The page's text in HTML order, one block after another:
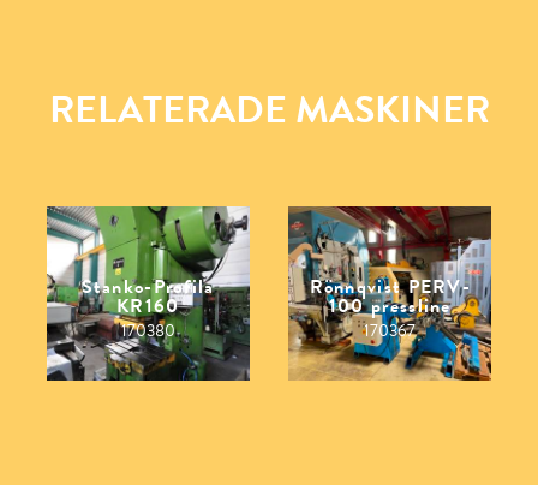
RELATERADE MASKINER
Stanko-Profila
KR160
170380
Rönnqvist PERV-
100 pressline
170367